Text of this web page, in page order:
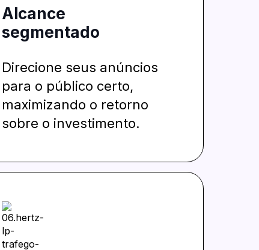
Alcance
segmentado
Direcione seus anúncios
para o público certo,
maximizando o retorno
sobre o investimento.